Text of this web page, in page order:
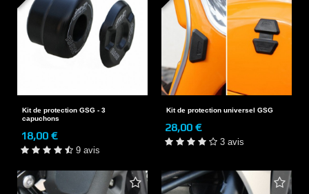
Kit de protection GSG - 3
capuchons
18,00 €
9 avis
Kit de protection universel GSG
28,00 €
3 avis